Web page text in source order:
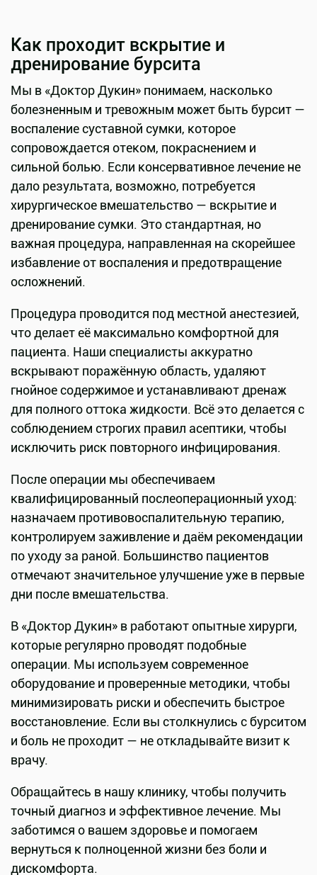
Как проходит вскрытие и
дренирование бурсита
Мы в «Доктор Дукин» понимаем, насколько
болезненным и тревожным может быть бурсит —
воспаление суставной сумки, которое
сопровождается отеком, покраснением и
сильной болью. Если консервативное лечение не
дало результата, возможно, потребуется
хирургическое вмешательство — вскрытие и
дренирование сумки. Это стандартная, но
важная процедура, направленная на скорейшее
избавление от воспаления и предотвращение
осложнений.
Процедура проводится под местной анестезией,
что делает её максимально комфортной для
пациента. Наши специалисты аккуратно
вскрывают поражённую область, удаляют
гнойное содержимое и устанавливают дренаж
для полного оттока жидкости. Всё это делается с
соблюдением строгих правил асептики, чтобы
исключить риск повторного инфицирования.
После операции мы обеспечиваем
квалифицированный послеоперационный уход:
назначаем противовоспалительную терапию,
контролируем заживление и даём рекомендации
по уходу за раной. Большинство пациентов
отмечают значительное улучшение уже в первые
дни после вмешательства.
В «Доктор Дукин» в работают опытные хирурги,
которые регулярно проводят подобные
операции. Мы используем современное
оборудование и проверенные методики, чтобы
минимизировать риски и обеспечить быстрое
восстановление. Если вы столкнулись с бурситом
и боль не проходит — не откладывайте визит к
врачу.
Обращайтесь в нашу клинику, чтобы получить
точный диагноз и эффективное лечение. Мы
заботимся о вашем здоровье и помогаем
вернуться к полноценной жизни без боли и
дискомфорта.